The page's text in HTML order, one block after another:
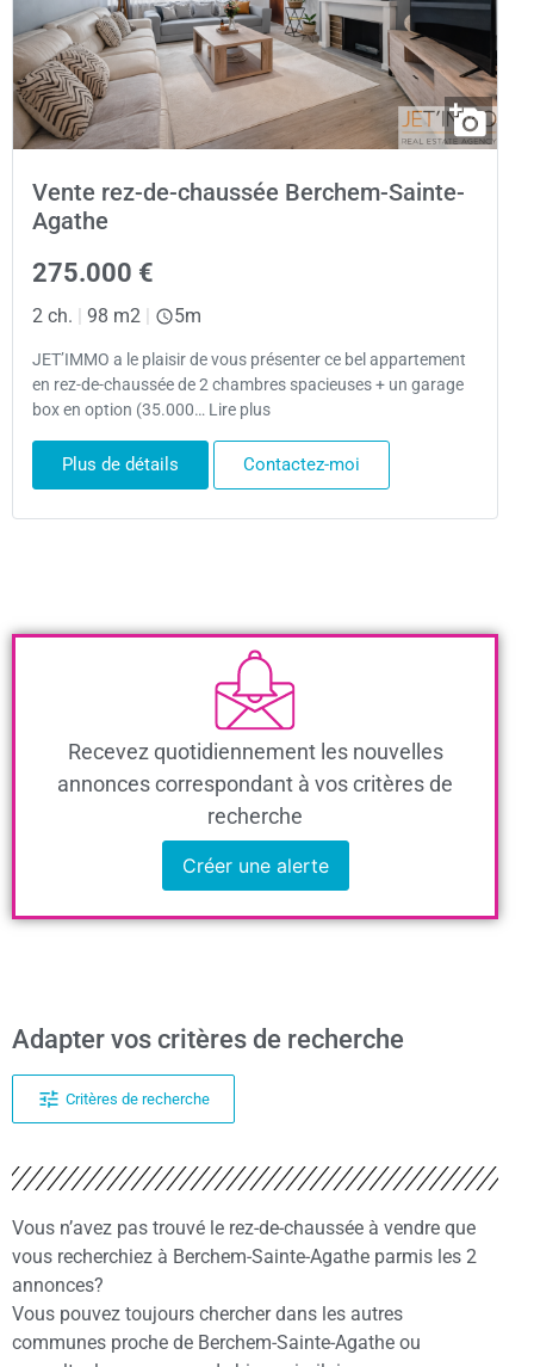
Vente rez-de-chaussée Berchem-Sainte-
Agathe
275.000 €
2 ch. | 98 m2 | 5m
JET’IMMO a le plaisir de vous présenter ce bel appartement
en rez-de-chaussée de 2 chambres spacieuses + un garage
box en option (35.000… Lire plus
Plus de détails Contactez-moi
Recevez quotidiennement les nouvelles
annonces correspondant à vos critères de
recherche
Créer une alerte
Adapter vos critères de recherche
Critères de recherche
Vous n’avez pas trouvé le rez-de-chaussée à vendre que
vous recherchiez à Berchem-Sainte-Agathe parmis les 2
annonces?
Vous pouvez toujours chercher dans les autres
communes proche de Berchem-Sainte-Agathe ou